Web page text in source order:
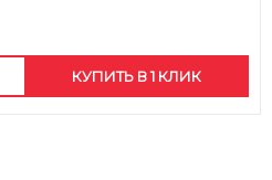
КУПИТЬ В 1 КЛИК